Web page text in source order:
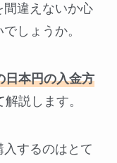
違えないか心
しょうか。
日本円の入金方
説します。
するのはとて